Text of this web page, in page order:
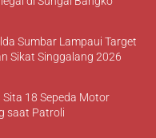
Sumbar Lampaui Target
Sikat Singgalang 2026
18 Sepeda Motor
saat Patroli